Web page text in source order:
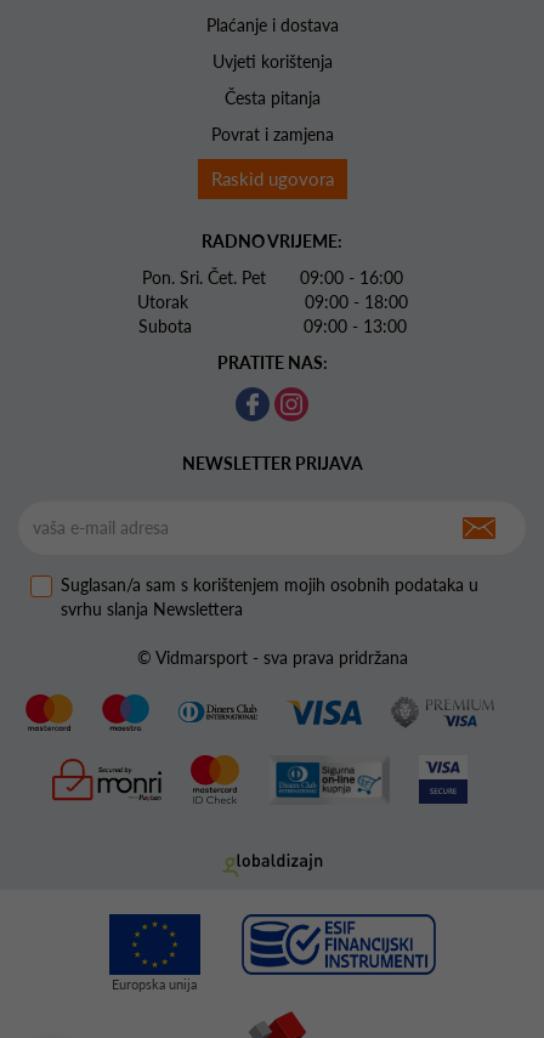
Plaćanje i dostava
Uvjeti korištenja
Česta pitanja
Povrat i zamjena
Raskid ugovora
RADNO VRIJEME:
Pon. Sri. Čet. Pet 09:00 - 16:00
Utorak 09:00 - 18:00
Subota 09:00 - 13:00
PRATITE NAS:
NEWSLETTER PRIJAVA
Suglasan/a sam s korištenjem mojih osobnih podataka u
svrhu slanja Newslettera
© Vidmarsport - sva prava pridržana